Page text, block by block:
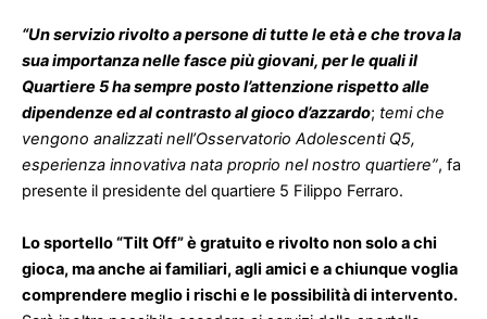
“Un servizio rivolto a persone di tutte le età e che trova la
sua importanza nelle fasce più giovani, per le quali il
Quartiere 5 ha sempre posto l’attenzione rispetto alle
dipendenze ed al contrasto al gioco d’azzardo; temi che
vengono analizzati nell’Osservatorio Adolescenti Q5,
esperienza innovativa nata proprio nel nostro quartiere”, fa
presente il presidente del quartiere 5 Filippo Ferraro.
Lo sportello “Tilt Off” è gratuito e rivolto non solo a chi
gioca, ma anche ai familiari, agli amici e a chiunque voglia
comprendere meglio i rischi e le possibilità di intervento.